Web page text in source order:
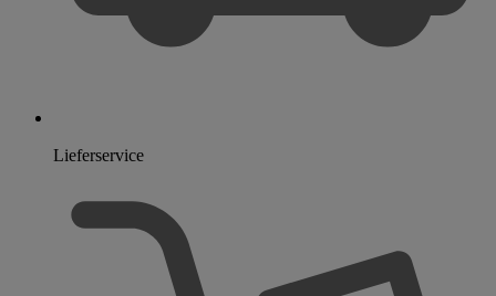
Lieferservice